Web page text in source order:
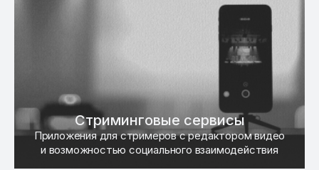
Стриминговые сервисы
Приложения для стримеров с редактором видео
и возможностью социального взаимодействия